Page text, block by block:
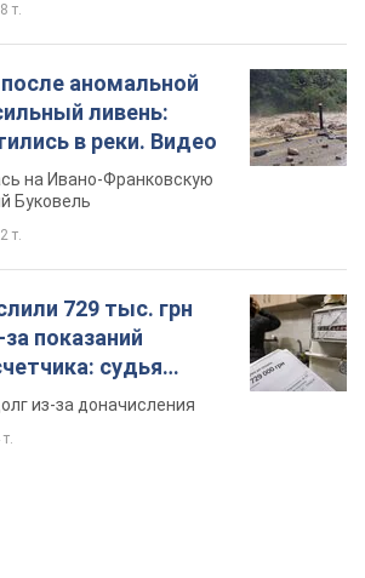
т.
аномальной
ливень:
в реки. Видео
на Ивано-Франковскую
Буковель
т.
729 тыс. грн
показаний
судья
решение
из-за доначисления